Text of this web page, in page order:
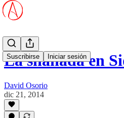
Suscribirse Iniciar sesión
La shahāda en
David Osorio
dic 21, 2014